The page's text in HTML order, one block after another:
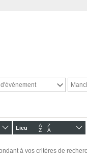
A
Z
Z
A
Lieu
à vos critères de